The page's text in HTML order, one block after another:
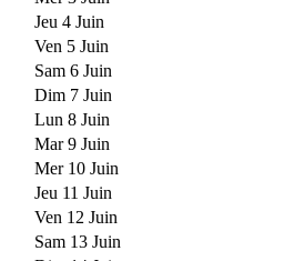
Jeu 4 Juin
Ven 5 Juin
Sam 6 Juin
Dim 7 Juin
Lun 8 Juin
Mar 9 Juin
Mer 10 Juin
Jeu 11 Juin
Ven 12 Juin
Sam 13 Juin